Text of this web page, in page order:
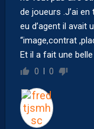
de joueurs .J’ai en
eu d’agent il avait
“image,contrat
Et il a fait une
0 0